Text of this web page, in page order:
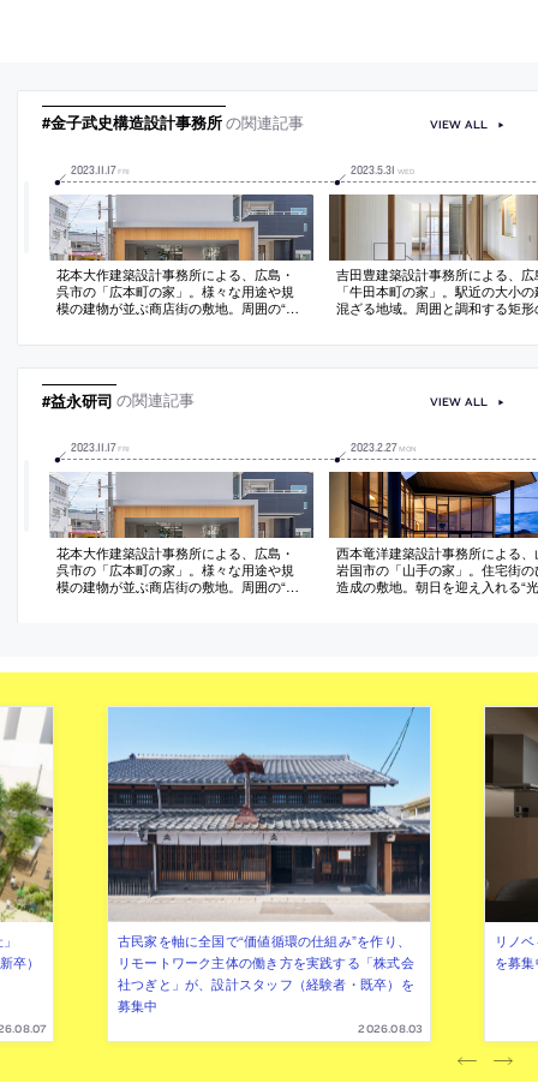
#金子武史構造設計事務所の関連記事
2023.11 17 FRI
花本大作建築設計事務所による、広島・
呉市の「広本町の家」。様々な用途や規
模の建物が並ぶ商店街の敷地。周囲の“雑
を分解して“再構築”した“中心性の弱い構
な場面が連続する空間を生み出す
2023.5.31 WED
吉田豊建築設計事務所による、広
「牛田本町の家」。駅近の大小
混ざる地域。周囲と調和する矩形
的な回遊動線”と“様々な抜け”で
れ新たな二世帯住宅への改変も可
VIEW ALL
#益永研司 の関連記事
2023.11 17 FRI
花本大作建築設計事務所による、広島・
呉市の「広本町の家」。様々な用途や規
模の建物が並ぶ商店街の敷地。周囲の“雑
2023.2.27 MON
西本竜洋建築設計事務所による、
岩国市の「山手の家」。住宅街の
造成の敷地。朝日を迎え入れる“
VIEW ALL
卒）
古民家を軸に全国で“価値循環の仕組み”を作り、
リモートワーク主体の働き方を実践する「株式会
社つぎと」が、設計スタッフ（経験者・既卒）を
募集中
2026.08.03
リノ
を募